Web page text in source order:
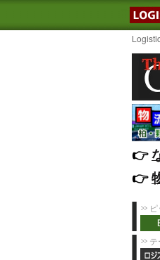
👉️
👉️